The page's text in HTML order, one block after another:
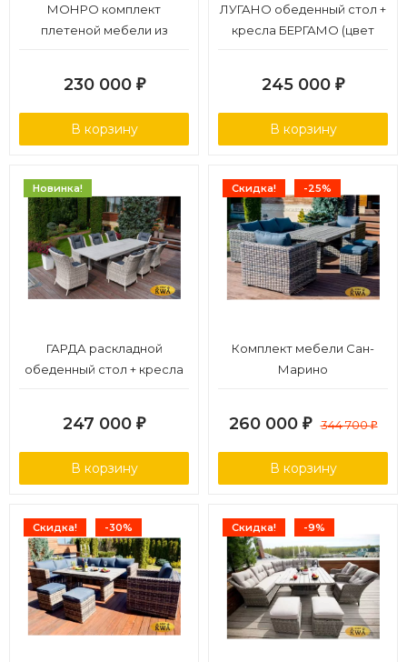
МОНРО комплект
плетеной мебели из
230 000 ₽
В корзину
ЛУГАНО обеденный стол +
кресла БЕРГАМО (цвет
245 000 ₽
В корзину
Новинка!
ГАРДА раскладной
обеденный стол + кресла
247 000 ₽
В корзину
Скидка! -25%
Комплект мебели Сан-
Марино
260 000 ₽ 344 700₽
В корзину
Скидка! -30% Скидка! -9%